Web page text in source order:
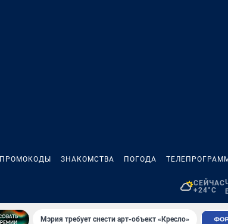
ПРОМОКОДЫ ЗНАКОМСТВА ПОГОДА
СЕЙЧАС
+24°C
Мэрия требует снести арт-объект «Кресло»